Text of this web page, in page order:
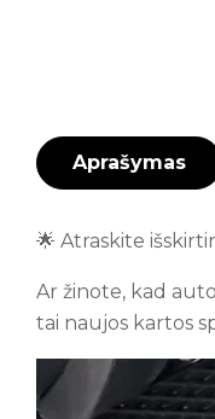
Aprašymas
🌟 Atraskite
Ar žinote, kad
tai naujos kartos